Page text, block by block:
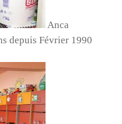
Anca
depuis Février 1990